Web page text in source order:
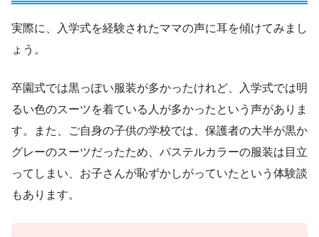
実際に、入学式を経験されたママの声に耳を傾けてみまし
ょう。
卒園式では黒っぽい服装が多かったけれど、入学式では明
るい色のスーツを着ている人が多かったという声がありま
す。また、ご自身の子供の学校では、保護者の大半が黒か
グレーのスーツだったため、パステルカラーの服装は目立
ってしまい、お子さんが恥ずかしがっていたという体験談
もあります。